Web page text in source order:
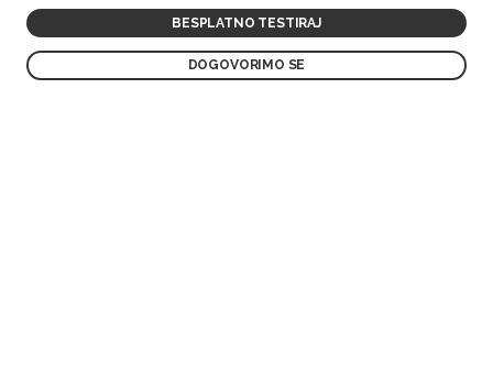
BESPLATNO TESTIRAJ
DOGOVORIMO SE